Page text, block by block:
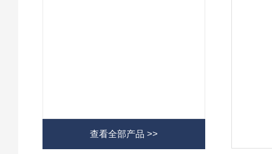
查看全部产品 >>